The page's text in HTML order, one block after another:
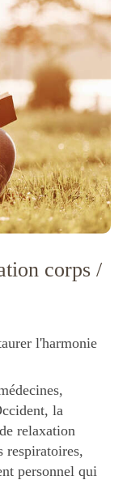
corps /
l'harmonie
la
relaxation
respiratoires,
personnel qui